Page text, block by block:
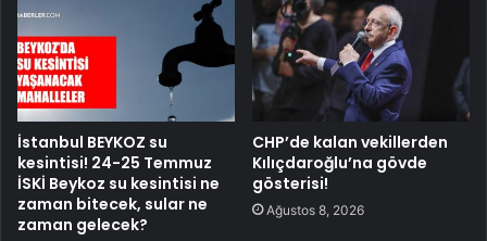
İstanbul BEYKOZ su
kesintisi! 24-25 Temmuz
İSKİ Beykoz su kesintisi ne
zaman bitecek, sular ne
zaman gelecek?
CHP’de kalan vekillerden
Kılıçdaroğlu’na gövde
gösterisi!
Ağustos 8, 2026